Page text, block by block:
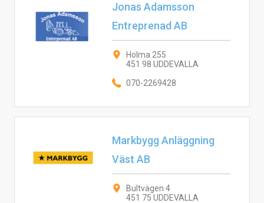
Jonas Adamsson
Entreprenad AB
Holma 255
451 98 UDDEVALLA
070-2269428
Markbygg Anläggning
Väst AB
Bultvägen 4
451 75 UDDEVALLA